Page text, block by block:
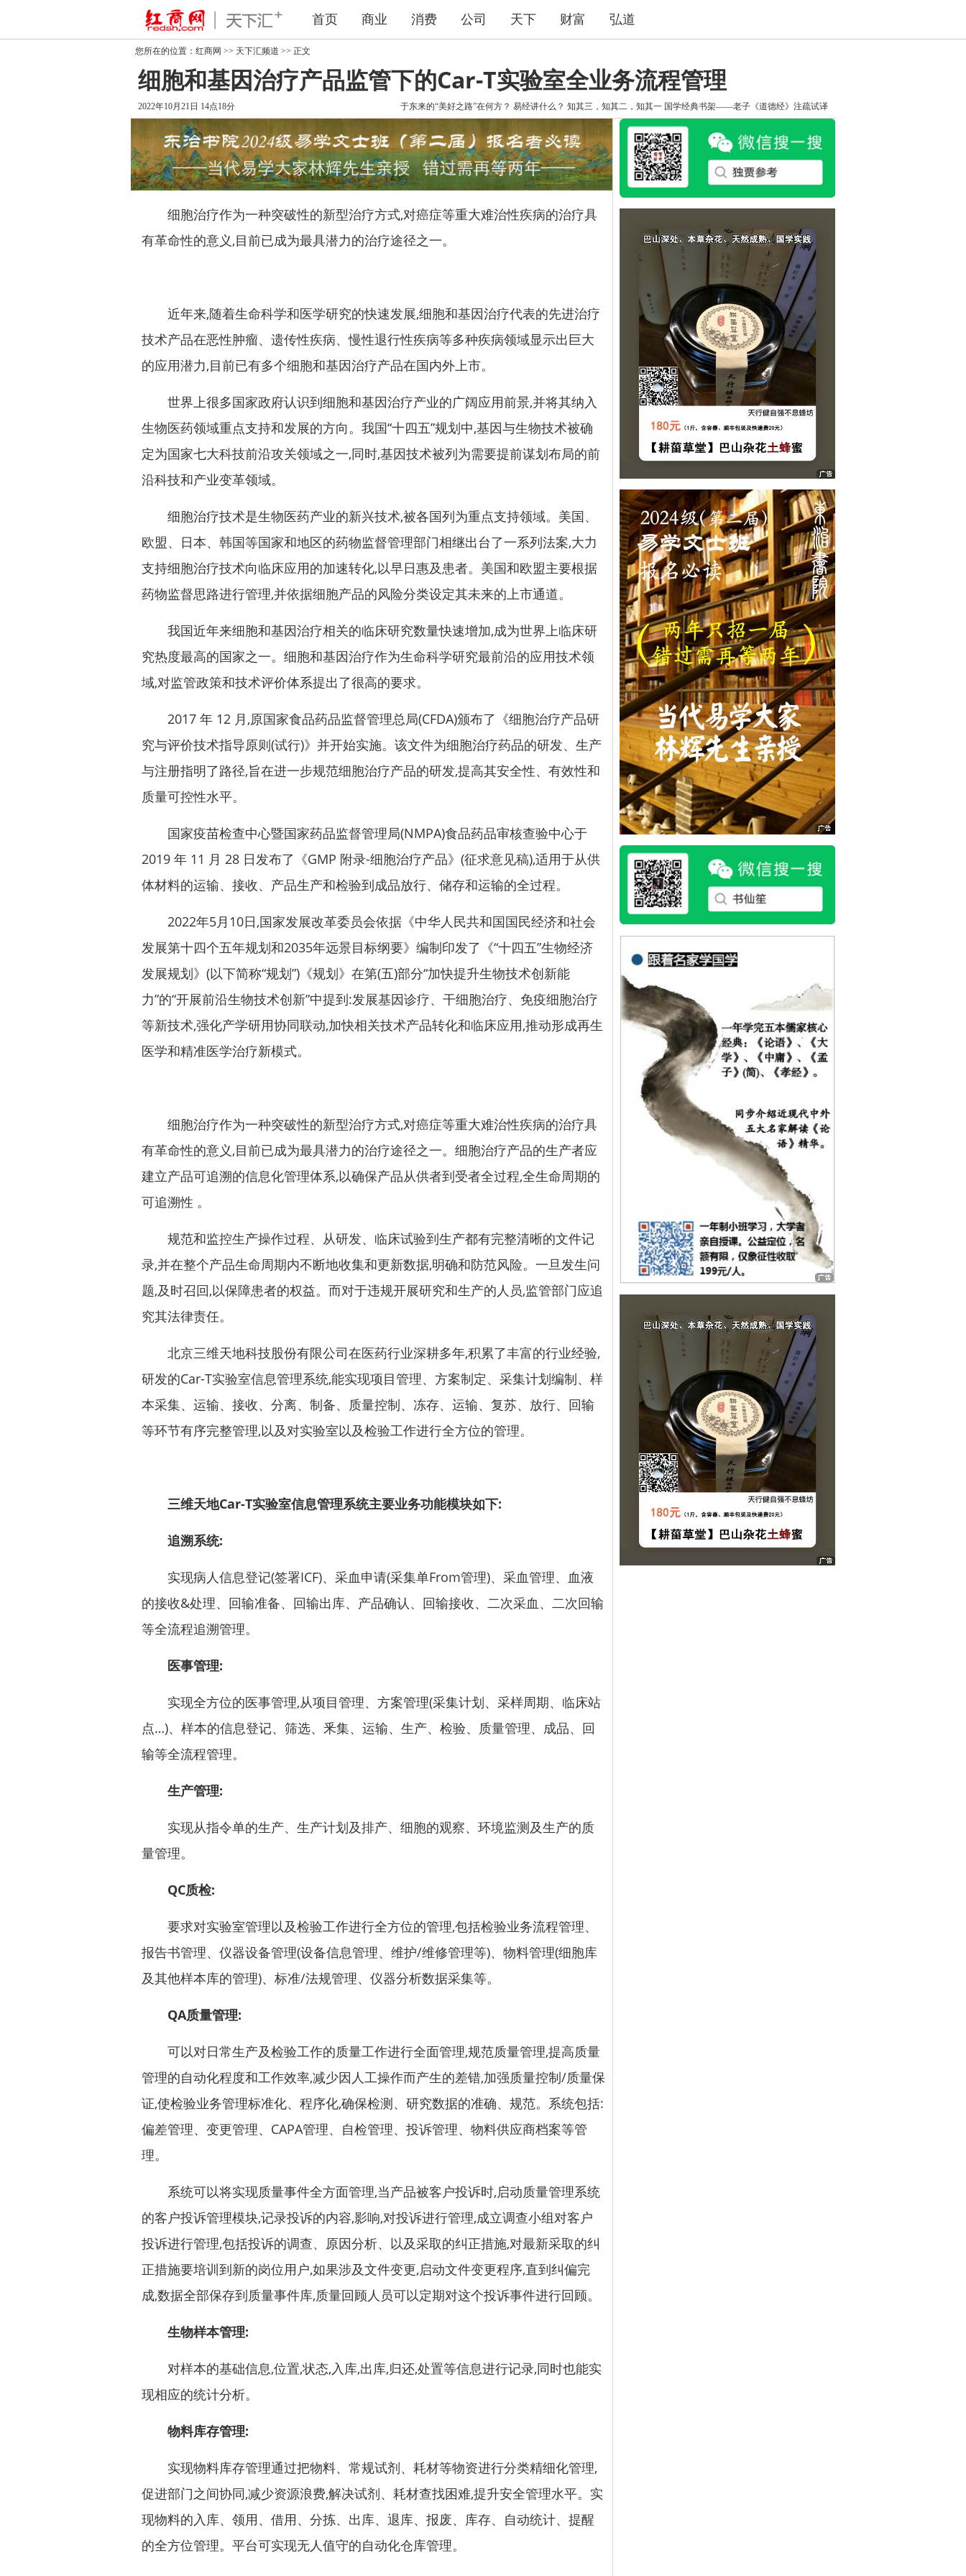
首页 商业 消费 公司 天下 财富 弘道
您所在的位置： 红商网 >> 天下汇频道 >> 正文
细胞和基因治疗产品监管下的Car-T实验室全业务流程管理
2022年10月21日 14点18分 于东来的“美好之路”在何方？ 易经讲什么？ 知其三，知其二，知其一 国学经典书架——老子《道德经》注疏试译
细胞治疗作为一种突破性的新型治疗方式,对癌症等重大难治性疾病的治疗具
有革命性的意义,目前已成为最具潜力的治疗途径之一。
近年来,随着生命科学和医学研究的快速发展,细胞和基因治疗代表的先进治疗
技术产品在恶性肿瘤、遗传性疾病、慢性退行性疾病等多种疾病领域显示出巨大
的应用潜力,目前已有多个细胞和基因治疗产品在国内外上市。
世界上很多国家政府认识到细胞和基因治疗产业的广阔应用前景,并将其纳入
生物医药领域重点支持和发展的方向。我国“十四五”规划中,基因与生物技术被确
定为国家七大科技前沿攻关领域之一,同时,基因技术被列为需要提前谋划布局的前
沿科技和产业变革领域。
细胞治疗技术是生物医药产业的新兴技术,被各国列为重点支持领域。美国、
欧盟、日本、韩国等国家和地区的药物监督管理部门相继出台了一系列法案,大力
支持细胞治疗技术向临床应用的加速转化,以早日惠及患者。美国和欧盟主要根据
药物监督思路进行管理,并依据细胞产品的风险分类设定其未来的上市通道。
我国近年来细胞和基因治疗相关的临床研究数量快速增加,成为世界上临床研
究热度最高的国家之一。细胞和基因治疗作为生命科学研究最前沿的应用技术领
域,对监管政策和技术评价体系提出了很高的要求。
2017 年 12 月,原国家食品药品监督管理总局(CFDA)颁布了《细胞治疗产品研
究与评价技术指导原则(试行)》并开始实施。该文件为细胞治疗药品的研发、生产
与注册指明了路径,旨在进一步规范细胞治疗产品的研发,提高其安全性、有效性和
质量可控性水平。
国家疫苗检查中心暨国家药品监督管理局(NMPA)食品药品审核查验中心于
2019 年 11 月 28 日发布了《GMP 附录-细胞治疗产品》(征求意见稿),适用于从供
体材料的运输、接收、产品生产和检验到成品放行、储存和运输的全过程。
2022年5月10日,国家发展改革委员会依据《中华人民共和国国民经济和社会
发展第十四个五年规划和2035年远景目标纲要》编制印发了《“十四五”生物经济
发展规划》(以下简称“规划”)《规划》在第(五)部分“加快提升生物技术创新能
力”的“开展前沿生物技术创新”中提到:发展基因诊疗、干细胞治疗、免疫细胞治疗
等新技术,强化产学研用协同联动,加快相关技术产品转化和临床应用,推动形成再生
医学和精准医学治疗新模式。
细胞治疗作为一种突破性的新型治疗方式,对癌症等重大难治性疾病的治疗具
有革命性的意义,目前已成为最具潜力的治疗途径之一。细胞治疗产品的生产者应
建立产品可追溯的信息化管理体系,以确保产品从供者到受者全过程,全生命周期的
可追溯性 。
规范和监控生产操作过程、从研发、临床试验到生产都有完整清晰的文件记
录,并在整个产品生命周期内不断地收集和更新数据,明确和防范风险。一旦发生问
题,及时召回,以保障患者的权益。而对于违规开展研究和生产的人员,监管部门应追
究其法律责任。
北京三维天地科技股份有限公司在医药行业深耕多年,积累了丰富的行业经验,
研发的Car-T实验室信息管理系统,能实现项目管理、方案制定、采集计划编制、样
本采集、运输、接收、分离、制备、质量控制、冻存、运输、复苏、放行、回输
等环节有序完整管理,以及对实验室以及检验工作进行全方位的管理。
三维天地Car-T实验室信息管理系统主要业务功能模块如下:
追溯系统:
实现病人信息登记(签署ICF)、采血申请(采集单From管理)、采血管理、血液
的接收&处理、回输准备、回输出库、产品确认、回输接收、二次采血、二次回输
等全流程追溯管理。
医事管理:
实现全方位的医事管理,从项目管理、方案管理(采集计划、采样周期、临床站
点…)、样本的信息登记、筛选、釆集、运输、生产、检验、质量管理、成品、回
输等全流程管理。
生产管理:
实现从指令单的生产、生产计划及排产、细胞的观察、环境监测及生产的质
量管理。
QC质检:
要求对实验室管理以及检验工作进行全方位的管理,包括检验业务流程管理、
报告书管理、仪器设备管理(设备信息管理、维护/维修管理等)、物料管理(细胞库
及其他样本库的管理)、标准/法规管理、仪器分析数据采集等。
QA质量管理:
可以对日常生产及检验工作的质量工作进行全面管理,规范质量管理,提高质量
管理的自动化程度和工作效率,减少因人工操作而产生的差错,加强质量控制/质量保
证,使检验业务管理标准化、程序化,确保检测、研究数据的准确、规范。系统包括:
偏差管理、变更管理、CAPA管理、自检管理、投诉管理、物料供应商档案等管
理。
系统可以将实现质量事件全方面管理,当产品被客户投诉时,启动质量管理系统
的客户投诉管理模块,记录投诉的内容,影响,对投诉进行管理,成立调查小组对客户
投诉进行管理,包括投诉的调查、原因分析、以及采取的纠正措施,对最新采取的纠
正措施要培训到新的岗位用户,如果涉及文件变更,启动文件变更程序,直到纠偏完
成,数据全部保存到质量事件库,质量回顾人员可以定期对这个投诉事件进行回顾。
生物样本管理:
对样本的基础信息,位置,状态,入库,出库,归还,处置等信息进行记录,同时也能实
现相应的统计分析。
物料库存管理:
实现物料库存管理通过把物料、常规试剂、耗材等物资进行分类精细化管理,
促进部门之间协同,减少资源浪费,解决试剂、耗材查找困难,提升安全管理水平。实
现物料的入库、领用、借用、分拣、出库、退库、报废、库存、自动统计、提醒
的全方位管理。平台可实现无人值守的自动化仓库管理。